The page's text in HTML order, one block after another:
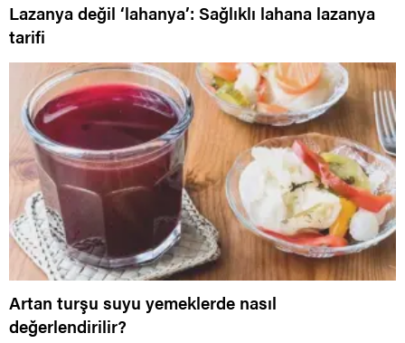
Lazanya değil ‘lahanya’: Sağlıklı lahana lazanya
tarifi
Artan turşu suyu yemeklerde nasıl
değerlendirilir?